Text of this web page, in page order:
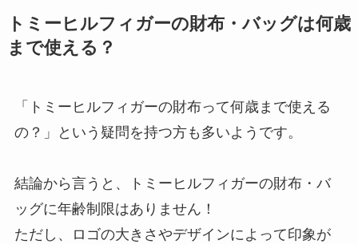
トミーヒルフィガーの財布・バッグは何歳
まで使える？
「トミーヒルフィガーの財布って何歳まで使える
の？」という疑問を持つ方も多いようです。
結論から言うと、トミーヒルフィガーの財布・バ
ッグに年齢制限はありません！
ただし、ロゴの大きさやデザインによって印象が